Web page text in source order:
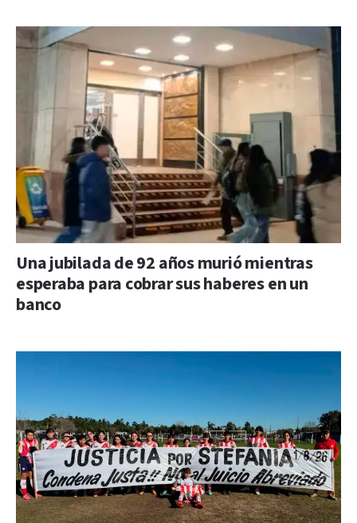
Una jubilada de 92 años murió mientras
esperaba para cobrar sus haberes en un
banco